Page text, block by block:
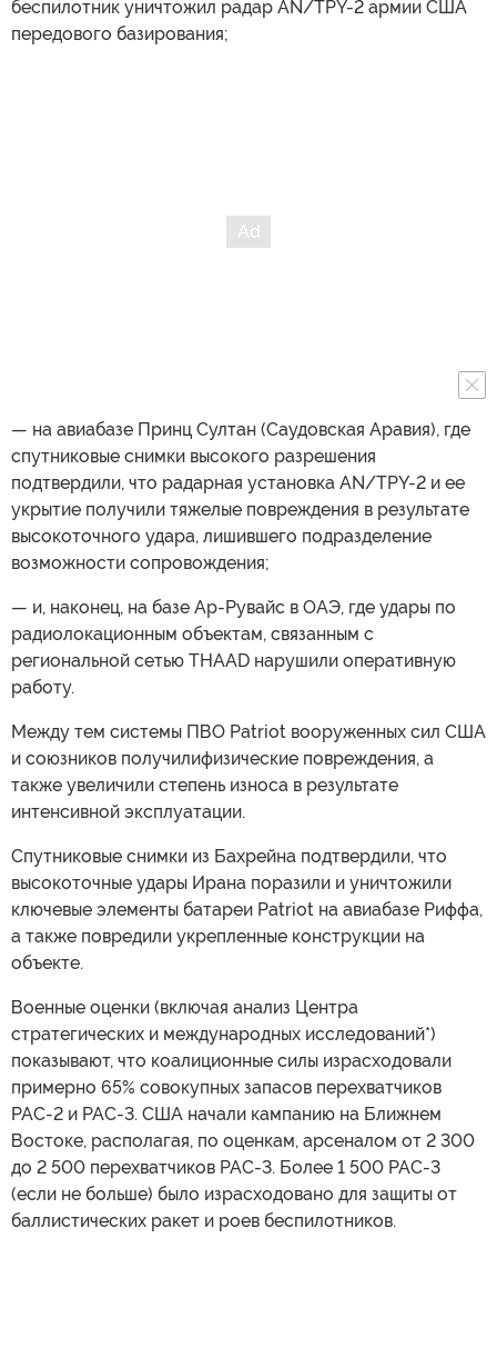
беспилотник уничтожил радар AN/TPY-2 армии США
передового базирования;
— на авиабазе Принц Султан (Саудовская Аравия), где
спутниковые снимки высокого разрешения
подтвердили, что радарная установка AN/TPY-2 и ее
укрытие получили тяжелые повреждения в результате
высокоточного удара, лишившего подразделение
возможности сопровождения;
— и, наконец, на базе Ар-Рувайс в ОАЭ, где удары по
радиолокационным объектам, связанным с
региональной сетью THAAD нарушили оперативную
работу.
Между тем системы ПВО Patriot вооруженных сил США
и союзников получилифизические повреждения, а
также увеличили степень износа в результате
интенсивной эксплуатации.
Спутниковые снимки из Бахрейна подтвердили, что
высокоточные удары Ирана поразили и уничтожили
ключевые элементы батареи Patriot на авиабазе Риффа,
а также повредили укрепленные конструкции на
объекте.
Военные оценки (включая анализ Центра
стратегических и международных исследований*)
показывают, что коалиционные силы израсходовали
примерно 65% совокупных запасов перехватчиков
PAC-2 и PAC-3. США начали кампанию на Ближнем
Востоке, располагая, по оценкам, арсеналом от 2 300
до 2 500 перехватчиков PAC-3. Более 1 500 PAC-3
(если не больше) было израсходовано для защиты от
баллистических ракет и роев беспилотников.